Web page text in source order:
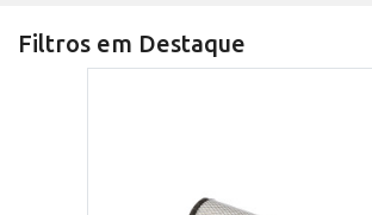
Filtros em Destaque